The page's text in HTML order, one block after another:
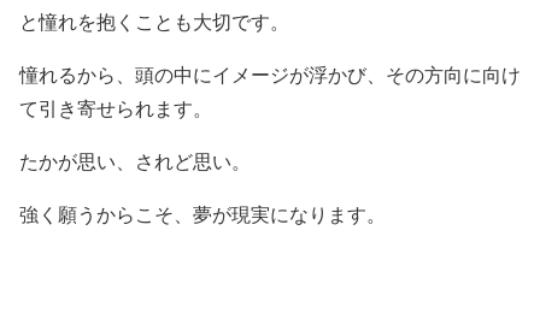
と憧れを抱くことも大切です。
憧れるから、頭の中にイメージが浮かび、その方向に向け
て引き寄せられます。
たかが思い、されど思い。
強く願うからこそ、夢が現実になります。